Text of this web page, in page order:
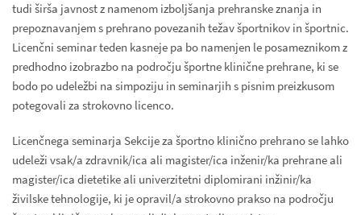
tudi širša javnost z namenom izboljšanja prehranske znanja in
prepoznavanjem s prehrano povezanih težav športnikov in športnic.
Licenčni seminar teden kasneje pa bo namenjen le posameznikom z
predhodno izobrazbo na področju športne klinične prehrane, ki se
bodo po udeležbi na simpoziju in seminarjih s pisnim preizkusom
potegovali za strokovno licenco.
Licenčnega seminarja Sekcije za športno klinično prehrano se lahko
udeleži vsak/a zdravnik/ica ali magister/ica inženir/ka prehrane ali
magister/ica dietetike ali univerzitetni diplomirani inžinir/ka
živilske tehnologije, ki je opravil/a strokovno prakso na področju